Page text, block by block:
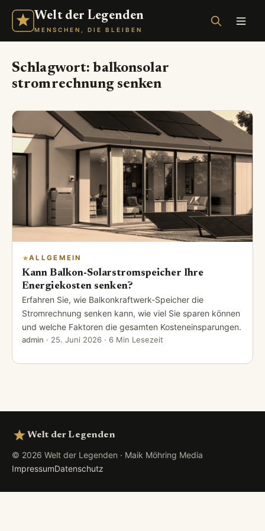
Welt der Legenden
MENSCHEN, DIE BLEIBEN
Schlagwort: balkonsolar
stromrechnung senken
ALLGEMEIN
Kann Balkon-Solarstromspeicher Ihre
Energiekosten senken?
Erfahren Sie, wie Balkonkraftwerk-Speicher die
Stromrechnung senken kann, wie viel Sie sparen können
und welche Faktoren die gesamten Kosteneinsparungen.
admin · 25. Juni 2026 · 6 Min Lesezeit
Welt der Legenden
© 2026 Welt der Legenden · Maik Möhring Media
ImpressumDatenschutz